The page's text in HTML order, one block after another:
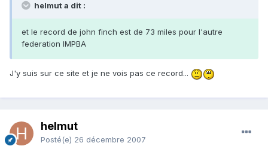
helmut a dit :
et le record de john finch est de 73 miles pour l'autre
federation IMPBA
J'y suis sur ce site et je ne vois pas ce record...
helmut
Posté(e) 26 décembre 2007